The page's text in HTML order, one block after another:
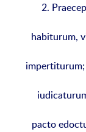
2.
habiturum,
pacto